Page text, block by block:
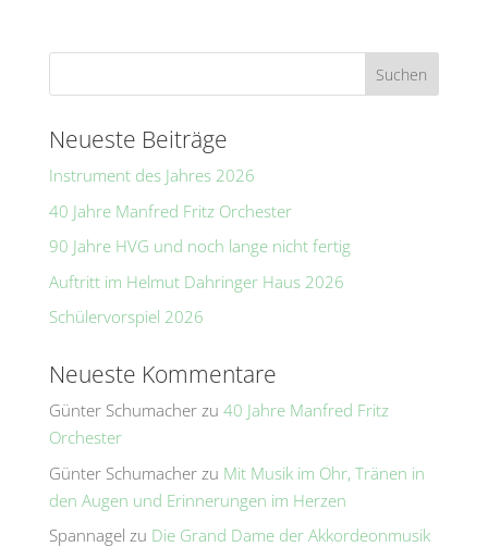
r
a
t
v
e
:
Neueste Beiträge
Instrument des Jahres 2026
40 Jahre Manfred Fritz Orchester
90 Jahre HVG und noch lange nicht fertig
Auftritt im Helmut Dahringer Haus 2026
Schülervorspiel 2026
Neueste Kommentare
Günter Schumacherzu 40 Jahre Manfred Fritz
Orchester
Günter Schumacherzu Mit Musik im Ohr, Tränen in
den Augen und Erinnerungen im Herzen
Spannagel zu Die Grand Dame der Akkordeonmusik